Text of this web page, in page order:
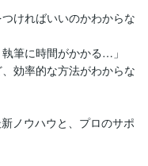
ければいいのかわからな
筆に時間がかかる…」
効率的な方法がわからな
ノウハウと、プロのサポ